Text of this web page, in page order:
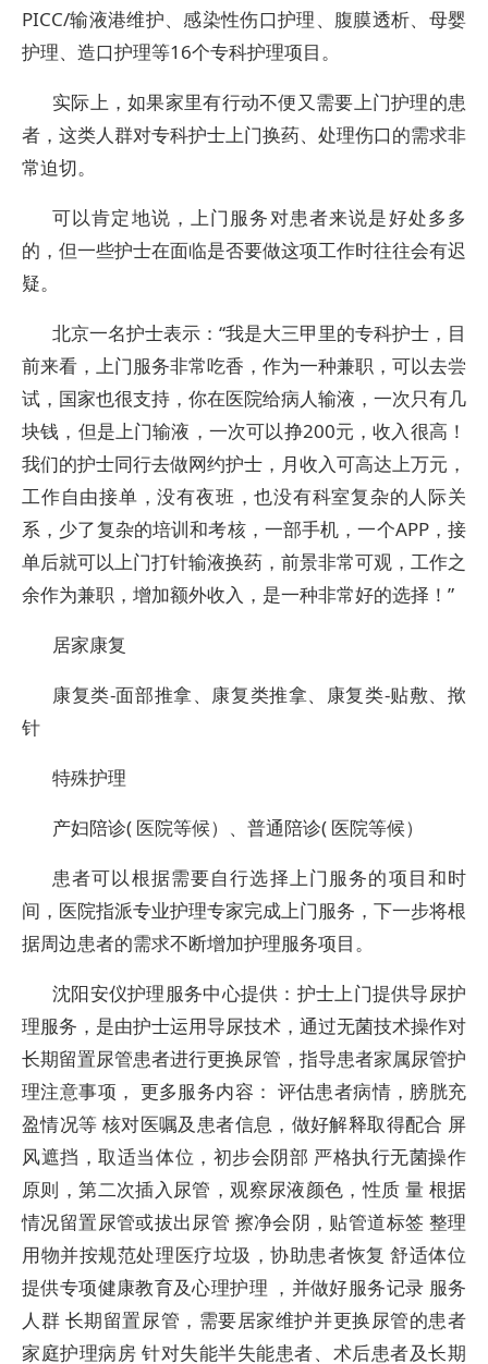
PICC/输液港维护、感染性伤口护理、腹膜透析、母婴
护理、造口护理等16个专科护理项目。
实际上，如果家里有行动不便又需要上门护理的患
者，这类人群对专科护士上门换药、处理伤口的需求非
常迫切。
可以肯定地说，上门服务对患者来说是好处多多
的，但一些护士在面临是否要做这项工作时往往会有迟
疑。
北京一名护士表示：“我是大三甲里的专科护士，目
前来看，上门服务非常吃香，作为一种兼职，可以去尝
试，国家也很支持，你在医院给病人输液，一次只有几
块钱，但是上门输液，一次可以挣200元，收入很高！
我们的护士同行去做网约护士，月收入可高达上万元，
工作自由接单，没有夜班，也没有科室复杂的人际关
系，少了复杂的培训和考核，一部手机，一个APP，接
单后就可以上门打针输液换药，前景非常可观，工作之
余作为兼职，增加额外收入，是一种非常好的选择！”
居家康复
康复类-面部推拿、康复类推拿、康复类-贴敷、揿
针
特殊护理
产妇陪诊( 医院等候）、普通陪诊( 医院等候）
患者可以根据需要自行选择上门服务的项目和时
间，医院指派专业护理专家完成上门服务，下一步将根
据周边患者的需求不断增加护理服务项目。
沈阳安仪护理服务中心提供：护士上门提供导尿护
理服务，是由护士运用导尿技术，通过无菌技术操作对
长期留置尿管患者进行更换尿管，指导患者家属尿管护
理注意事项， 更多服务内容： 评估患者病情，膀胱充
盈情况等 核对医嘱及患者信息，做好解释取得配合 屏
风遮挡，取适当体位，初步会阴部 严格执行无菌操作
原则，第二次插入尿管，观察尿液颜色，性质 量 根据
情况留置尿管或拔出尿管 擦净会阴，贴管道标签 整理
用物并按规范处理医疗垃圾，协助患者恢复 舒适体位
提供专项健康教育及心理护理 ，并做好服务记录 服务
人群 长期留置尿管，需要居家维护并更换尿管的患者
家庭护理病房 针对失能半失能患者、术后患者及长期